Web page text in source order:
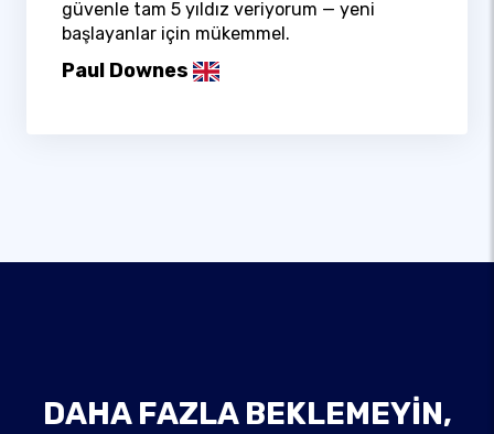
güvenle tam 5 yıldız veriyorum — yeni
başlayanlar için mükemmel.
Paul Downes
DAHA FAZLA BEKLEMEYIN,